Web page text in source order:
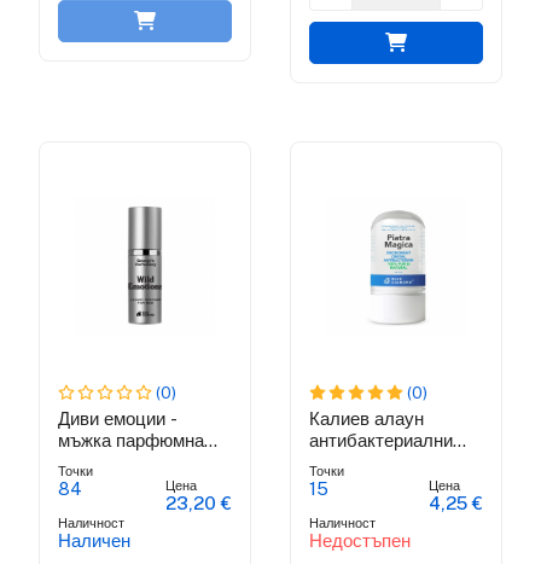
(0)
Диви емоции -
мъжка парфюмна
вода
Точки
84
Наличност
Наличен
Цена
23,20 €
(0)
Калиев алаун
антибактериални
кристален
дезодорант
Точки
15
Наличност
Недостъпен
Цена
4,25 €